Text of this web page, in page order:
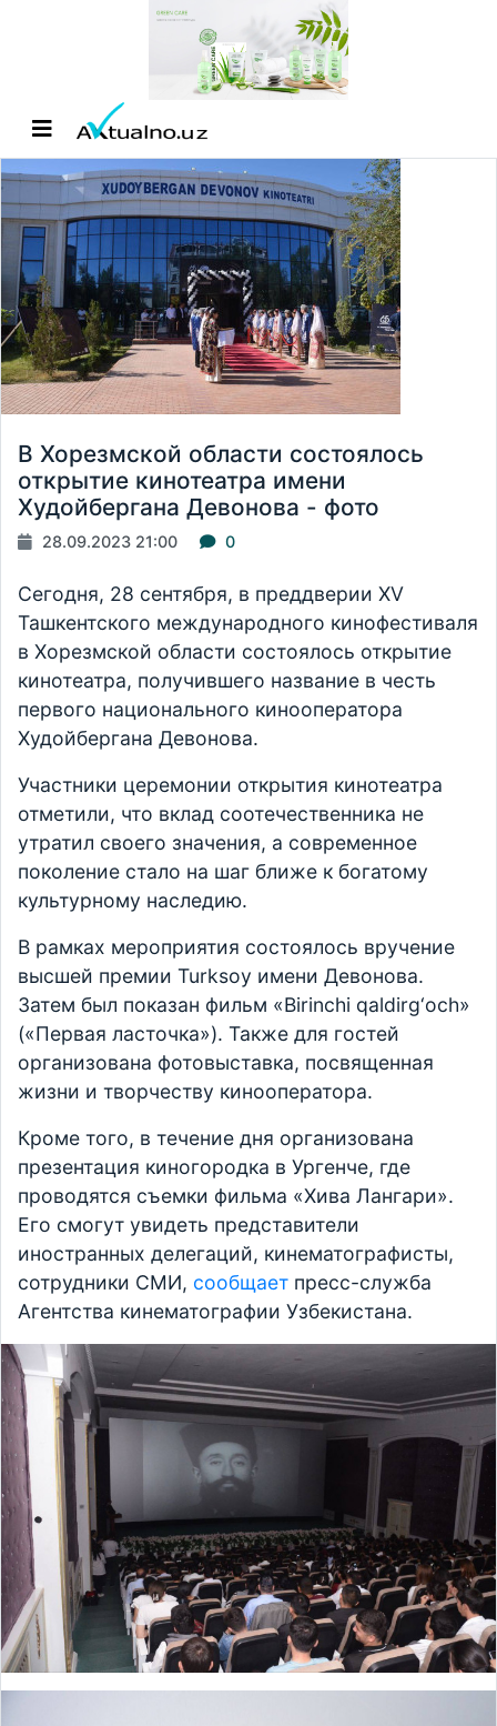
В Хорезмской области состоялось
открытие кинотеатра имени
Худойбергана Девонова - фото
28.09.2023 21:00 0
Сегодня, 28 сентября, в преддверии XV
Ташкентского международного кинофестиваля
в Хорезмской области состоялось открытие
кинотеатра, получившего название в честь
первого национального кинооператора
Худойбергана Девонова.
Участники церемонии открытия кинотеатра
отметили, что вклад соотечественника не
утратил своего значения, а современное
поколение стало на шаг ближе к богатому
культурному наследию.
В рамках мероприятия состоялось вручение
высшей премии Turksoy имени Девонова.
Затем был показан фильм «Birinchi qaldirg‘och»
(«Первая ласточка»). Также для гостей
организована фотовыставка, посвященная
жизни и творчеству кинооператора.
Кроме того, в течение дня организована
презентация киногородка в Ургенче, где
проводятся съемки фильма «Хива Лангари».
Его смогут увидеть представители
иностранных делегаций, кинематографисты,
сотрудники СМИ, сообщает пресс-служба
Агентства кинематографии Узбекистана.